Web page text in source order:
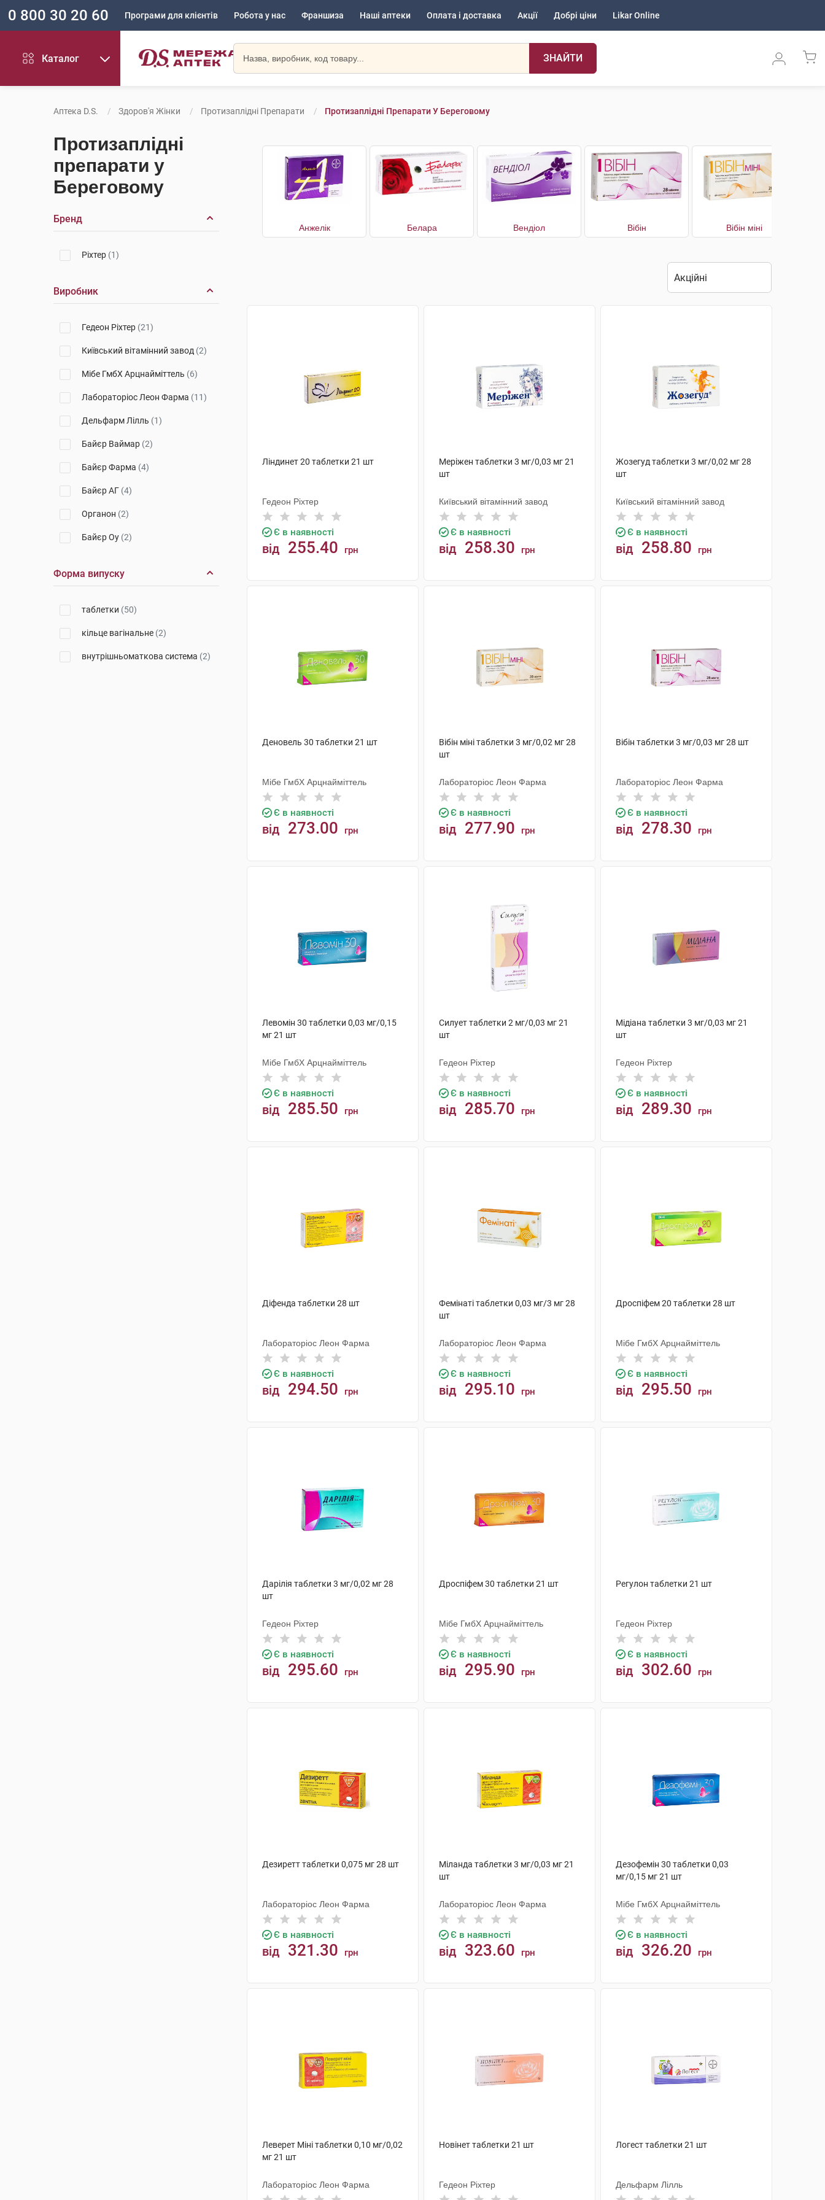
0 800 30 20 60 Програми для клієнтів Робота у нас Франшиза Наші аптеки Оплата і доставка Акції Добрі ціни Likar Online
Каталог ЗНАЙТИ
Аптека D.S. Здоров'я Жінки Протизаплідні Препарати Протизаплідні Препарати У Береговому
Протизаплідні
препарати у
Береговому
Бренд
Ріхтер (1)
Виробник
Гедеон Ріхтер (21)
Київський вітамінний завод (2)
Мібе ГмбХ Арцнайміттель (6)
Лабораторіос Леон Фарма (11)
Дельфарм Лілль (1)
Байєр Ваймар (2)
Байєр Фарма (4)
Байєр АГ (4)
Органон (2)
Байєр Оу (2)
Форма випуску
таблетки (50)
кільце вагінальне (2)
внутрішньоматкова система (2)
Анжелік Белара Вендіол Вібін Вібін міні
Ліндинет 20 таблетки 21 шт
Гедеон Ріхтер
Є в наявності
від 255.40 грн
Меріжен таблетки 3 мг/0,03 мг 21
шт
Київський вітамінний завод
Є в наявності
від 258.30 грн
Жозегуд таблетки 3 мг/0,02 мг 28
шт
Київський вітамінний завод
Є в наявності
від 258.80 грн
Деновель 30 таблетки 21 шт
Мібе ГмбХ Арцнайміттель
Є в наявності
від 273.00 грн
Вібін міні таблетки 3 мг/0,02 мг 28
шт
Лабораторіос Леон Фарма
Є в наявності
від 277.90 грн
Вібін таблетки 3 мг/0,03 мг 28 шт
Лабораторіос Леон Фарма
Є в наявності
від 278.30 грн
Левомін 30 таблетки 0,03 мг/0,15
мг 21 шт
Мібе ГмбХ Арцнайміттель
Є в наявності
від 285.50 грн
Силует таблетки 2 мг/0,03 мг 21
шт
Гедеон Ріхтер
Є в наявності
від 285.70 грн
Мiдіана таблетки 3 мг/0,03 мг 21
шт
Гедеон Ріхтер
Є в наявності
від 289.30 грн
Діфенда таблетки 28 шт
Лабораторіос Леон Фарма
Є в наявності
від 294.50 грн
Фемінаті таблетки 0,03 мг/3 мг 28
шт
Лабораторіос Леон Фарма
Є в наявності
від 295.10 грн
Дроспіфем 20 таблетки 28 шт
Мібе ГмбХ Арцнайміттель
Є в наявності
від 295.50 грн
Дарілія таблетки 3 мг/0,02 мг 28
шт
Гедеон Ріхтер
Є в наявності
від 295.60 грн
Дроспіфем 30 таблетки 21 шт
Мібе ГмбХ Арцнайміттель
Є в наявності
від 295.90 грн
Регулон таблетки 21 шт
Гедеон Ріхтер
Є в наявності
від 302.60 грн
Дезиретт таблетки 0,075 мг 28 шт
Лабораторіос Леон Фарма
Є в наявності
від 321.30 грн
Міланда таблетки 3 мг/0,03 мг 21
шт
Лабораторіос Леон Фарма
Є в наявності
від 323.60 грн
Дезофемін 30 таблетки 0,03
мг/0,15 мг 21 шт
Мібе ГмбХ Арцнайміттель
Є в наявності
від 326.20 грн
Леверет Міні таблетки 0,10 мг/0,02
мг 21 шт
Лабораторіос Леон Фарма
Новінет таблетки 21 шт
Гедеон Ріхтер
Логест таблетки 21 шт
Дельфарм Лілль